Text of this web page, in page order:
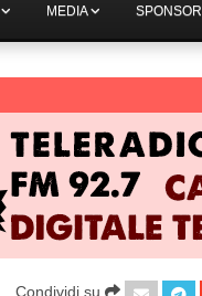
MEDIA SPONSOR
Condividi su